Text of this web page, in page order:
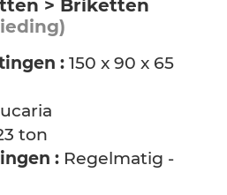
> Briketten
: 150 x 90 x 65
ton
: Regelmatig -